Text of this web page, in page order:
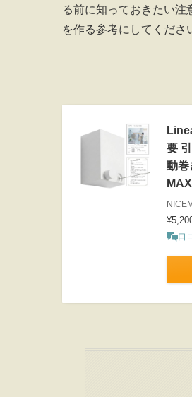
る前に知っておきたい
を作る参考にしてくださ
要
動巻
MAX
口